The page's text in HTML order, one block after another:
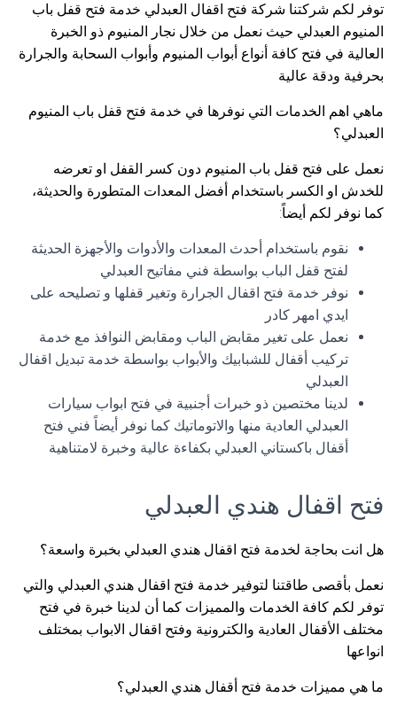
توفر لكم شركتنا شركة فتح اقفال العبدلي خدمة فتح قفل باب
المنيوم العبدلي حيث نعمل من خلال نجار المنيوم ذو الخبرة
العالية في فتح كافة أنواع أبواب المنيوم وأبواب السحابة والجرارة
بحرفية ودقة عالية
ماهي اهم الخدمات التي نوفرها في خدمة فتح قفل باب المنيوم
العبدلي؟
نعمل على فتح قفل باب المنيوم دون كسر القفل او تعرضه
للخدش او الكسر باستخدام أفضل المعدات المتطورة والحديثة،
كما نوفر لكم أيضاً:
نقوم باستخدام أحدث المعدات والأدوات والأجهزة الحديثة
لفتح قفل الباب بواسطة فني مفاتيح العبدلي
نوفر خدمة فتح اقفال الجرارة وتغير قفلها و تصليحه على
ايدي امهر كادر
نعمل على تغير مقابض الباب ومقابض النوافذ مع خدمة
تركيب أقفال للشبابيك والأبواب بواسطة خدمة تبديل اقفال
العبدلي
لدينا مختصين ذو خبرات أجنبية في فتح ابواب سيارات
العبدلي العادية منها والاتوماتيك كما نوفر أيضاً فني فتح
أقفال باكستاني العبدلي بكفاءة عالية وخبرة لامتناهية
فتح اقفال هندي العبدلي
هل انت بحاجة لخدمة فتح اقفال هندي العبدلي بخبرة واسعة؟
نعمل بأقصى طاقتنا لتوفير خدمة فتح اقفال هندي العبدلي والتي
توفر لكم كافة الخدمات والمميزات كما أن لدينا خبرة في فتح
مختلف الأقفال العادية والكترونية وفتح اقفال الابواب بمختلف
انواعها
ما هي مميزات خدمة فتح أقفال هندي العبدلي؟